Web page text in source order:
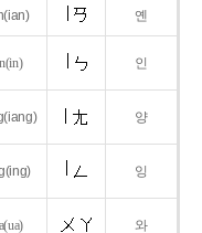
(ian) 옌
인
(iang) 양
(ing) 잉
(ua) 와